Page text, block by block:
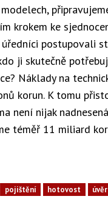
krokem ke
postupovali
ji skutečně
Náklady na
korun. K tomu
není nijak
téměř 11 miliard
pojištění hotovost úvěr